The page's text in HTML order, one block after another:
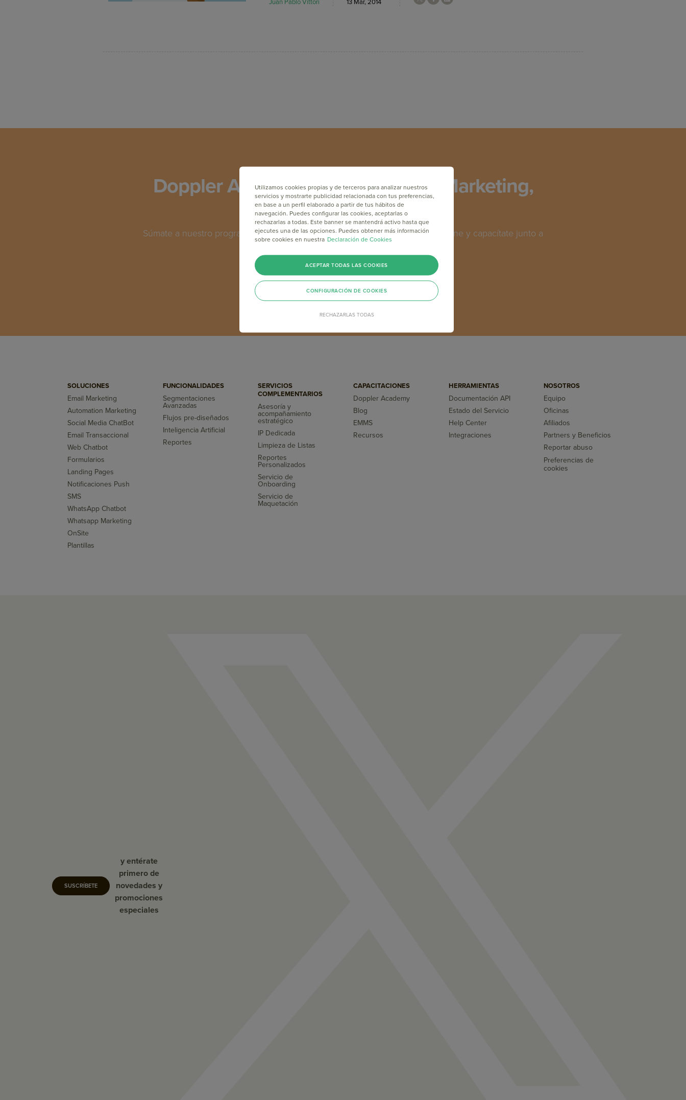
Juan Pablo Vittori
13 Mar, 2014
Doppler Academy: Capacítate en Marketing,
gratis y online
Súmate a nuestro programa de formación en Email Marketing y Marketing Online y capacítate junto a
los máximos referentes del sector a nivel mundial.
INSCRÍBETE GRATIS
SOLUCIONES
Email Marketing
Automation Marketing
Social Media ChatBot
Email Transaccional
Web Chatbot
Formularios
Landing Pages
Notificaciones Push
SMS
WhatsApp Chatbot
Whatsapp Marketing
OnSite
Plantillas
FUNCIONALIDADES
Segmentaciones
Avanzadas
Flujos pre-diseñados
Inteligencia Artificial
Reportes
SERVICIOS
COMPLEMENTARIOS
Asesoría y
acompañamiento
estratégico
IP Dedicada
Limpieza de Listas
Reportes
Personalizados
Servicio de
Onboarding
Servicio de
Maquetación
CAPACITACIONES
Doppler Academy
Blog
EMMS
Recursos
HERRAMIENTAS
Documentación API
Estado del Servicio
Help Center
Integraciones
NOSOTROS
Equipo
Oficinas
Afiliados
Partners y Beneficios
Reportar abuso
Preferencias de
cookies
SUSCRÍBETE
y entérate
primero de
novedades y
promociones
especiales
Utilizamos cookies propias y de terceros para analizar nuestros
servicios y mostrarte publicidad relacionada con tus preferencias,
en base a un perfil elaborado a partir de tus hábitos de
navegación. Puedes configurar las cookies, aceptarlas o
rechazarlas a todas. Este banner se mantendrá activo hasta que
ejecutes una de las opciones. Puedes obtener más información
sobre cookies en nuestra Declaración de Cookies
RECHAZARLAS TODAS
ACEPTAR TODAS LAS COOKIES
CONFIGURACIÓN DE COOKIES